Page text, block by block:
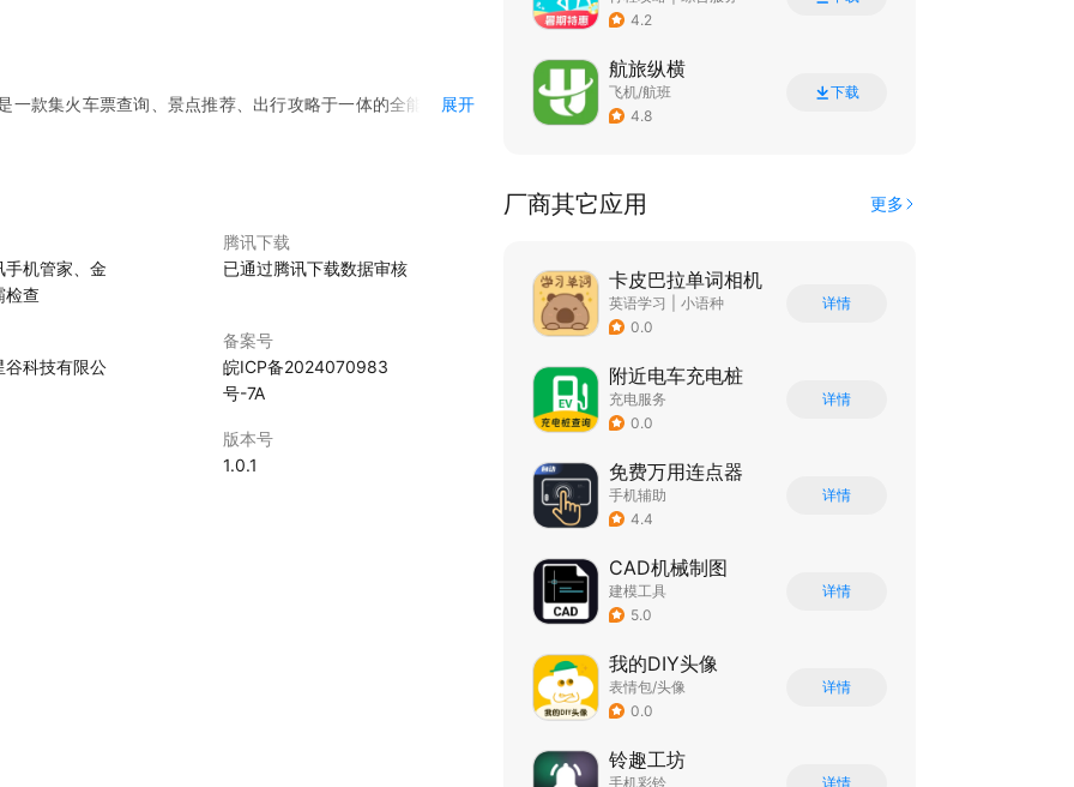
款集火车票查询、景点推荐、出行攻略于一体的全能型火车
速等多种列车类型。
当地特产等。
、车站指南等。
丰富多彩。
略等全方位信息，满足你的各种需求。
是第一次使用也能轻松上手。
展开
手机管家、金
检查
腾讯下载
已通过腾讯下载数据审核
谷科技有限公
备案号
皖ICP备2024070983
号-7A
版本号
1.0.1
4.2
航旅纵横
飞机/航班
4.8
下载
厂商其它应用 更多
卡皮巴拉单词相机
英语学习
小语种
0.0
详情
附近电车充电桩
充电服务
0.0
详情
免费万用连点器
手机辅助
4.4
详情
CAD机械制图
建模工具
5.0
详情
我的DIY头像
表情包/头像
0.0
详情
铃趣工坊
手机彩铃
详情